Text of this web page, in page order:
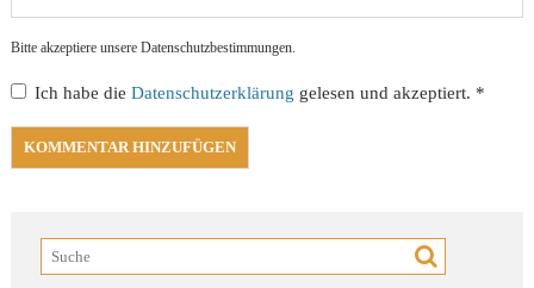
Bitte akzeptiere unsere Datenschutzbestimmungen.
Ich habe dieDatenschutzerklärung gelesen und akzeptiert. *